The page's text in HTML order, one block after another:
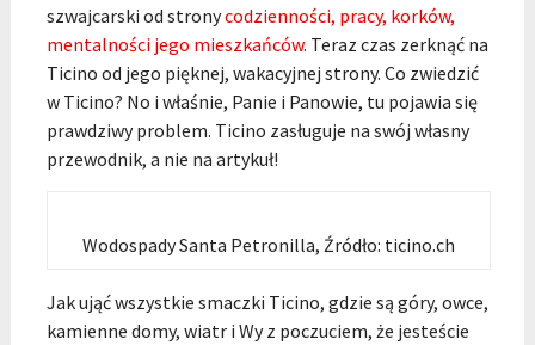
szwajcarski od stronycodzienności, pracy, korków,
mentalności jego mieszkańców. Teraz czas zerknąć na
Ticino od jego pięknej, wakacyjnej strony. Co zwiedzić
w Ticino? No i właśnie, Panie i Panowie, tu pojawia się
prawdziwy problem. Ticino zasługuje na swój własny
przewodnik, a nie na artykuł!
Wodospady Santa Petronilla, Źródło: ticino.ch
Jak ująć wszystkie smaczki Ticino, gdzie są góry, owce,
kamienne domy, wiatr i Wy z poczuciem, że jesteście